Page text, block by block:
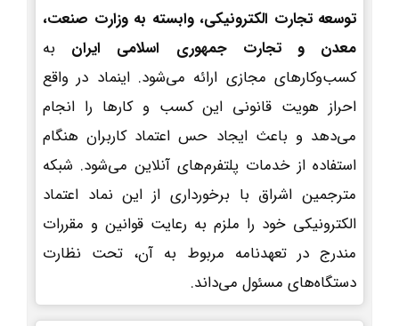
توسعه تجارت الکترونیکی، وابسته به وزارت صنعت،
معدن و تجارت جمهوری اسلامی ایران به
کسب‌وکارهای مجازی ارائه می‌شود. اینماد در واقع
احراز هویت قانونی این کسب و کارها را انجام
می‌دهد و باعث ایجاد حس اعتماد کاربران هنگام
استفاده از خدمات پلتفرم‌های آنلاین می‌شود. شبکه
مترجمین اشراق با برخورداری از این نماد اعتماد
الکترونیکی خود را ملزم به رعایت قوانین و مقررات
مندرج در تعهدنامه مربوط به آن، تحت نظارت
دستگاه‌های مسئول می‌داند.